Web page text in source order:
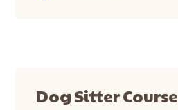
Dog Sitter Course